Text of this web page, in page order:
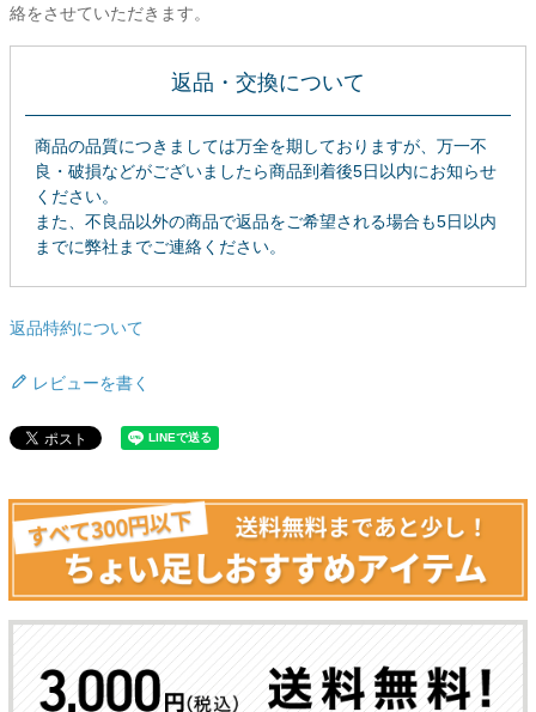
ご利用ガイド
特定商取引法に基づく表示
個人情報の取扱
お問い合わせ
close
絡をさせていただきます。
返品・交換について
商品の品質につきましては万全を期しておりますが、万一不
良・破損などがございましたら商品到着後5日以内にお知らせ
ください。
また、不良品以外の商品で返品をご希望される場合も5日以内
までに弊社までご連絡ください。
返品特約について
レビューを書く